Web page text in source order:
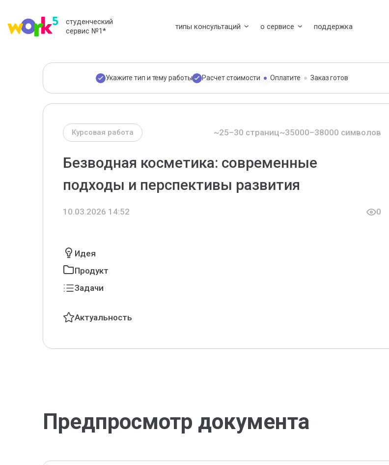
студенческий
сервис №1* типы консультаций о сервисе поддержка
Укажите тип и тему работы Расчет стоимости Оплатите Заказ готов
Курсовая работа ~25–30 страниц~35000–38000 символов
Безводная косметика: современные
подходы и перспективы развития
10.03.2026 14:52 0
Идея
Продукт
Задачи
Актуальность
Предпросмотр документа